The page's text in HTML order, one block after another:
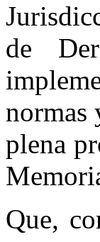
de
normas
plena
Que,